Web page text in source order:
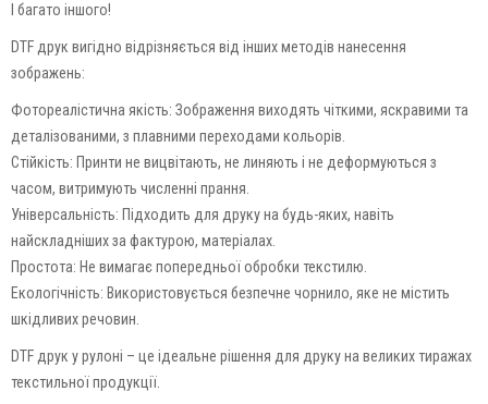
І багато іншого!
DTF друк вигідно відрізняється від інших методів нанесення
зображень:
Фотореалістична якість: Зображення виходять чіткими, яскравими та
деталізованими, з плавними переходами кольорів.
Стійкість: Принти не вицвітають, не линяють і не деформуються з
часом, витримують численні прання.
Універсальність: Підходить для друку на будь-яких, навіть
найскладніших за фактурою, матеріалах.
Простота: Не вимагає попередньої обробки текстилю.
Екологічність: Використовується безпечне чорнило, яке не містить
шкідливих речовин.
DTF друк у рулоні – це ідеальне рішення для друку на великих тиражах
текстильної продукції.